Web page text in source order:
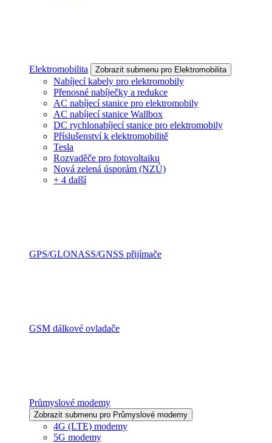
Elektromobilita Zobrazit submenu pro Elektromobilita
Nabíjecí kabely pro elektromobily
Přenosné nabíječky a redukce
AC nabíjecí stanice pro elektromobily
AC nabíjecí stanice Wallbox
DC rychlonabíjecí stanice pro elektromobily
Příslušenství k elektromobilitě
Tesla
Rozvaděče pro fotovoltaiku
Nová zelená úsporám (NZÚ)
+ 4 další
GPS/GLONASS/GNSS přijímače
GSM dálkové ovladače
Průmyslové modemy
Zobrazit submenu pro Průmyslové modemy
4G (LTE) modemy
5G modemy